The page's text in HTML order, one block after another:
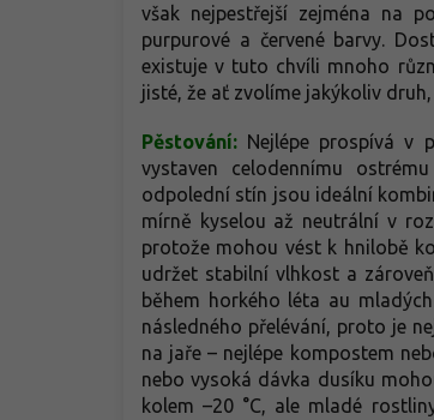
však nejpestřejší zejména na
purpurové a červené barvy.
existuje v tuto chvíli mnoho
jisté, že ať zvolíme jakýkoliv
Pěstování: Nejlépe prospívá v
vystaven celodennímu
odpolední stín jsou ideální
mírně kyselou až neutrální v
protože mohou vést k hnilobě
udržet stabilní vlhkost a
během horkého léta au
následného přelévání, proto je
na jaře – nejlépe kompostem
nebo vysoká dávka dusíku
kolem –20 °C, ale mladé